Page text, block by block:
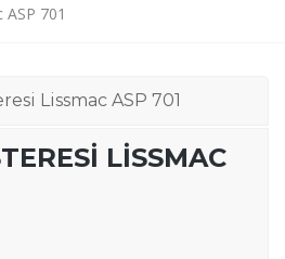
701
Lissmac ASP 701
LISSMAC